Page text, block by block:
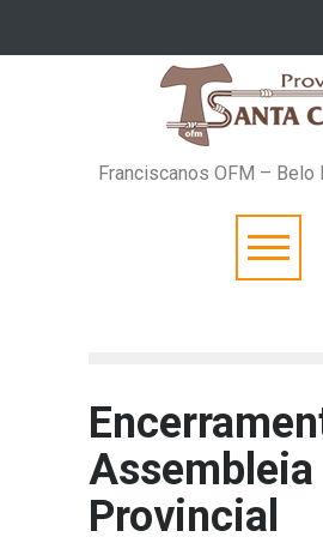
Franciscanos OFM – Belo
Assembleia
Provincial